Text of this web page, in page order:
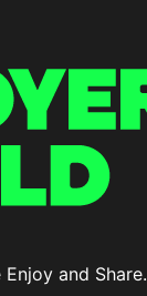
and Share.